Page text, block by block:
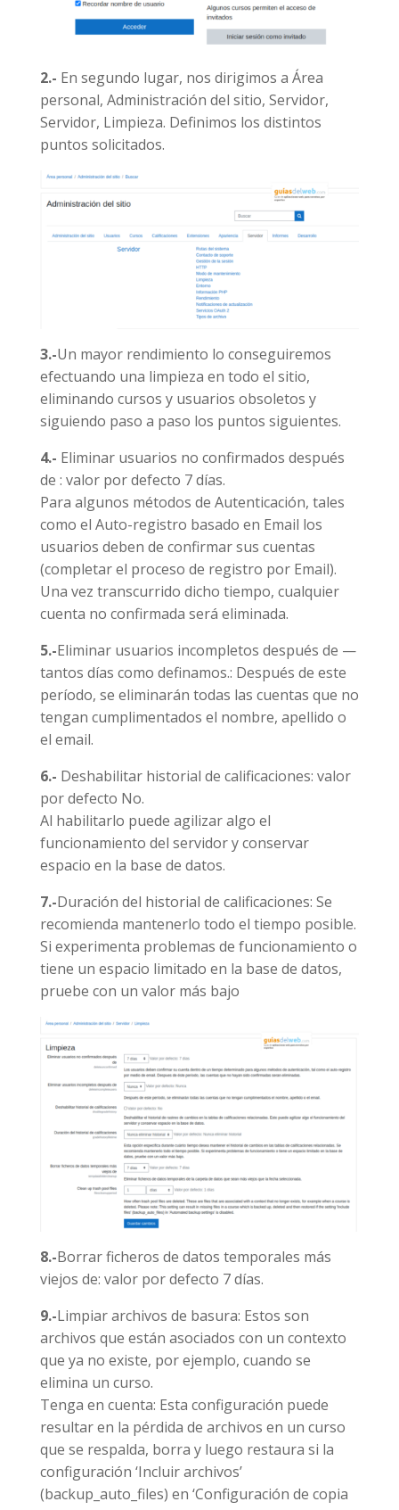
2.- En segundo lugar, nos dirigimos a Área
personal, Administración del sitio, Servidor,
Servidor, Limpieza. Definimos los distintos
puntos solicitados.
3.-Un mayor rendimiento lo conseguiremos
efectuando una limpieza en todo el sitio,
eliminando cursos y usuarios obsoletos y
siguiendo paso a paso los puntos siguientes.
4.- Eliminar usuarios no confirmados después
de : valor por defecto 7 días.
Para algunos métodos de Autenticación, tales
como el Auto-registro basado en Email los
usuarios deben de confirmar sus cuentas
(completar el proceso de registro por Email).
Una vez transcurrido dicho tiempo, cualquier
cuenta no confirmada será eliminada.
5.-Eliminar usuarios incompletos después de —
tantos días como definamos.: Después de este
período, se eliminarán todas las cuentas que no
tengan cumplimentados el nombre, apellido o
el email.
6.- Deshabilitar historial de calificaciones: valor
por defecto No.
Al habilitarlo puede agilizar algo el
funcionamiento del servidor y conservar
espacio en la base de datos.
7.-Duración del historial de calificaciones: Se
recomienda mantenerlo todo el tiempo posible.
Si experimenta problemas de funcionamiento o
tiene un espacio limitado en la base de datos,
pruebe con un valor más bajo
8.-Borrar ficheros de datos temporales más
viejos de: valor por defecto 7 días.
9.-Limpiar archivos de basura: Estos son
archivos que están asociados con un contexto
que ya no existe, por ejemplo, cuando se
elimina un curso.
Tenga en cuenta: Esta configuración puede
resultar en la pérdida de archivos en un curso
que se respalda, borra y luego restaura si la
configuración ‘Incluir archivos’
(backup_auto_files) en ‘Configuración de copia